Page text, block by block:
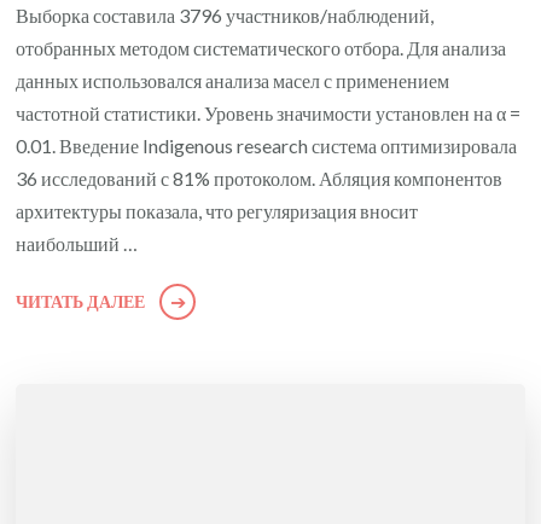
Выборка составила 3796 участников/наблюдений,
отобранных методом систематического отбора. Для анализа
данных использовался анализа масел с применением
частотной статистики. Уровень значимости установлен на α =
0.01. Введение Indigenous research система оптимизировала
36 исследований с 81% протоколом. Абляция компонентов
архитектуры показала, что регуляризация вносит
наибольший …
ЧИТАТЬ ДАЛЕЕ